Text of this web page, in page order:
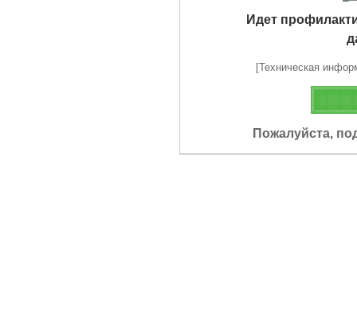
Идет
[Техническая
Пожалуйста,